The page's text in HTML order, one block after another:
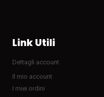
Link Utili
Dettagli account
Il mio account
I miei ordini